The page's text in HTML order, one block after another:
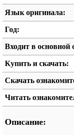
Язык оригинала:
Год:
Входит в основной
Купить и скачать:
Скачать
Читать
Описание: